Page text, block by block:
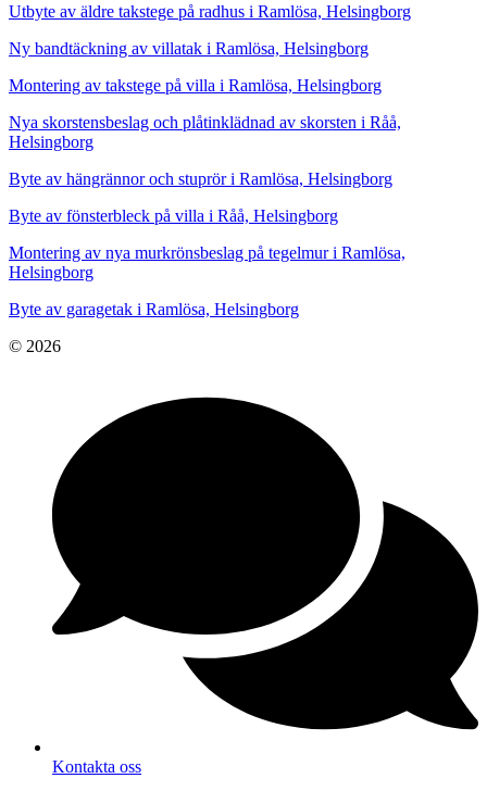
Utbyte av äldre takstege på radhus i Ramlösa, Helsingborg
Ny bandtäckning av villatak i Ramlösa, Helsingborg
Montering av takstege på villa i Ramlösa, Helsingborg
Nya skorstensbeslag och plåtinklädnad av skorsten i Råå,
Helsingborg
Byte av hängrännor och stuprör i Ramlösa, Helsingborg
Byte av fönsterbleck på villa i Råå, Helsingborg
Montering av nya murkrönsbeslag på tegelmur i Ramlösa,
Helsingborg
Byte av garagetak i Ramlösa, Helsingborg
© 2026
Kontakta oss